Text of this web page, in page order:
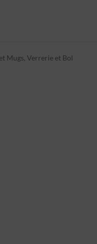
Mugs, Verrerie et Bol